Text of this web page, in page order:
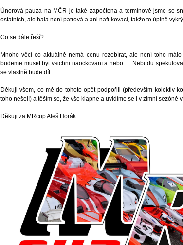
Únorová pauza na MČR je také započtena a termínově jsme se
ostatních, ale hala není patrová a ani nafukovací, takže to úplně
Co se dále řeší?
Mnoho věcí co aktuálně nemá cenu rozebírat, ale není toho
budeme muset být všichni naočkovaní a nebo … Nebudu
se vlastně bude dít.
Děkuji všem, co mě do tohoto opět podpořili (především kolektiv
toho nešel!) a těším se, že vše klapne a uvidíme se i v zimní sezóně
Děkuji za MRcup Aleš Horák